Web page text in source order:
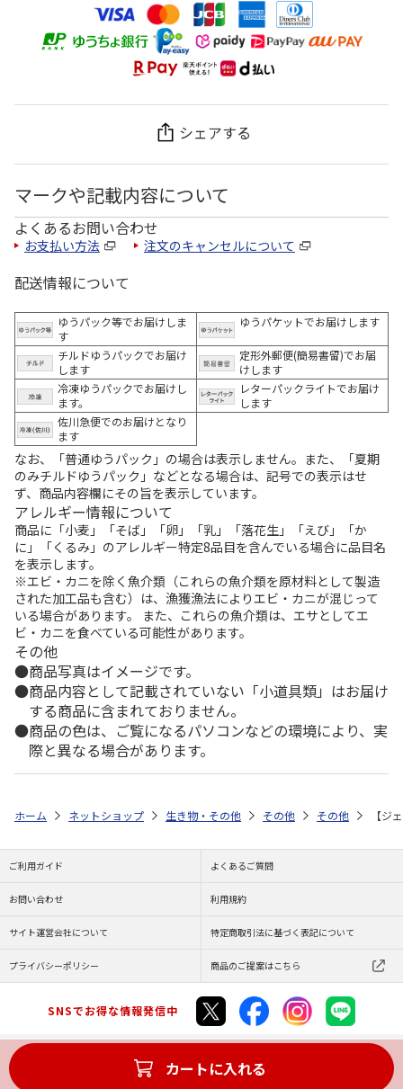
シェアする
マークや記載内容について
よくあるお問い合わせ
お支払い方法 注文のキャンセルについて
配送情報について
ゆうパック等でお届けしま
す
ゆうパケットでお届けします
チルドゆうパックでお届け
します
定形外郵便(簡易書留)でお届
けします
冷凍ゆうパックでお届けし
ます。
レターパックライトでお届け
します
佐川急便でのお届けとなり
ます
なお、「普通ゆうパック」の場合は表示しません。また、「夏期
のみチルドゆうパック」などとなる場合は、記号での表示はせ
ず、商品内容欄にその旨を表示しています。
アレルギー情報について
商品に「小麦」「そば」「卵」「乳」「落花生」「えび」「か
に」「くるみ」のアレルギー特定8品目を含んでいる場合に品目名
を表示します。
※エビ・カニを除く魚介類（これらの魚介類を原材料として製造
された加工品も含む）は、漁獲漁法によりエビ・カニが混じって
いる場合があります。 また、これらの魚介類は、エサとしてエ
ビ・カニを食べている可能性があります。
その他
商品写真はイメージです。
商品内容として記載されていない「小道具類」はお届け
する商品に含まれておりません。
商品の色は、ご覧になるパソコンなどの環境により、実
際と異なる場合があります。
カートに入れる
ホーム ネットショップ 生き物・その他 その他 その他 【ジ
ご利用ガイド よくあるご質問
お問い合わせ 利用規約
サイト運営会社について 特定商取引法に基づく表記について
プライバシーポリシー 商品のご提案はこちら
SNSでお得な情報発信中